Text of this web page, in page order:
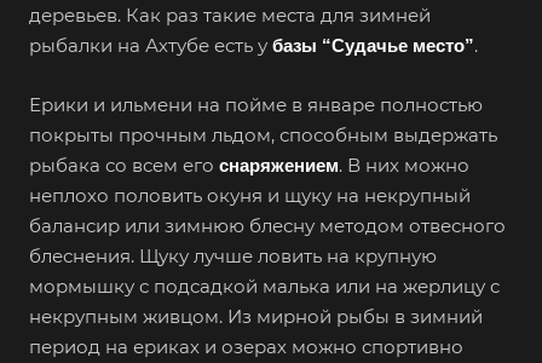
деревьев. Как раз такие места для зимней
рыбалки на Ахтубе есть у базы “Судачье место”.
Ерики и ильмени на пойме в январе полностью
покрыты прочным льдом, способным выдержать
рыбака со всем его снаряжением. В них можно
неплохо половить окуня и щуку на некрупный
балансир или зимнюю блесну методом отвесного
блеснения. Щуку лучше ловить на крупную
мормышку с подсадкой малька или на жерлицу с
некрупным живцом. Из мирной рыбы в зимний
период на ериках и озерах можно спортивно